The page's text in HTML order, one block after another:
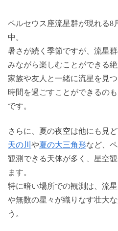
ペルセウス座流星群が現れる8
中。
暑さが続く季節ですが、流星
みながら楽しむことができる絶
家族や友人と一緒に流星を見
時間を過ごすことができるの
です。
さらに、夏の夜空は他にも見
天の川 や夏の大三角形など、
観測できる天体が多く、星空
ます。
特に暗い場所での観測は、流
や無数の星々が織りなす壮大
う。